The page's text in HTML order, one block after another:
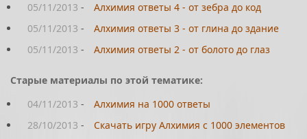
05/11/2013 -
Алхимия ответы 4 - от зебра до код
05/11/2013 -
Алхимия ответы 3 - от глина до здание
05/11/2013 - Алхимия ответы 2 - от болото до глаз
Старые материалы по этой тематике:
04/11/2013 -
Алхимия на 1000 ответы
28/10/2013 -
Скачать игру Алхимия с 1000 элементов